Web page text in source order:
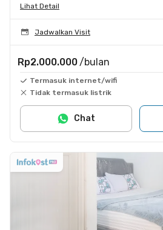
Lihat Detail
Jadwalkan Visit
Rp2.000.000 /bulan
Termasuk internet/wifi
Tidak termasuk listrik
Chat